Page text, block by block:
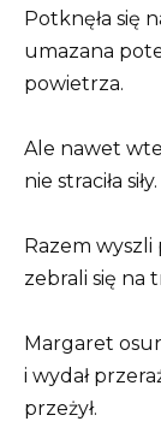
Potknęła się
umazana
powietrza.
Ale nawet
nie straciła siły.
Razem
zebrali się na
Margaret
i wydał
przeżył.